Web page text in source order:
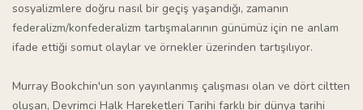
sosyalizmlere doğru nasıl bir geçiş yaşandığı, zamanın
federalizm/konfederalizm tartışmalarının günümüz için ne anlam
ifade ettiği somut olaylar ve örnekler üzerinden tartışılıyor.
Murray Bookchin'un son yayınlanmış çalışması olan ve dört ciltten
oluşan, Devrimci Halk Hareketleri Tarihi farklı bir dünya tarihi